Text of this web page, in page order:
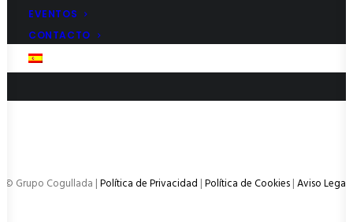
EVENTOS
CONTACTO
Pirometría
© Grupo Cogullada |Política de Privacidad |Política de Cookies|Aviso Legal